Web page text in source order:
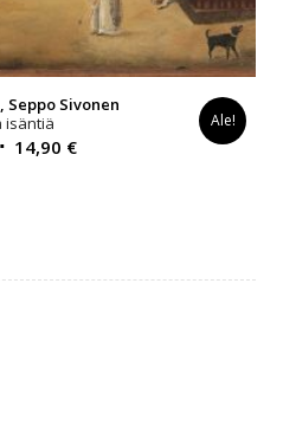
Seppo Sivonen
isäntiä
Alkuperäinen
14,90 €Nykyinen
Ale!